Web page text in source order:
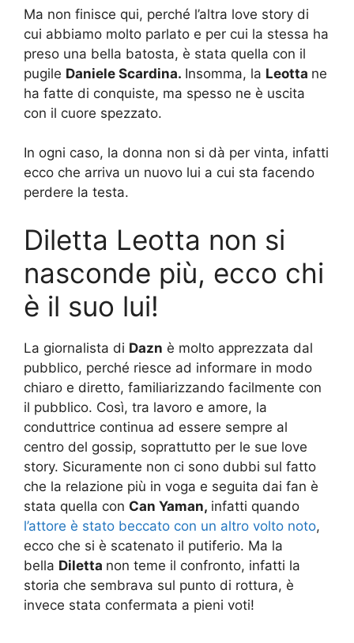
Ma non finisce qui, perché l’altra love story di
cui abbiamo molto parlato e per cui la stessa ha
preso una bella batosta, è stata quella con il
pugile Daniele Scardina. Insomma, la Leotta ne
ha fatte di conquiste, ma spesso ne è uscita
con il cuore spezzato.
In ogni caso, la donna non si dà per vinta, infatti
ecco che arriva un nuovo lui a cui sta facendo
perdere la testa.
Diletta Leotta non si
nasconde più, ecco chi
è il suo lui!
La giornalista di Dazn è molto apprezzata dal
pubblico, perché riesce ad informare in modo
chiaro e diretto, familiarizzando facilmente con
il pubblico. Così, tra lavoro e amore, la
conduttrice continua ad essere sempre al
centro del gossip, soprattutto per le sue love
story. Sicuramente non ci sono dubbi sul fatto
che la relazione più in voga e seguita dai fan è
stata quella con Can Yaman, infatti quando
l’attore è stato beccato con un altro volto noto,
ecco che si è scatenato il putiferio. Ma la
bella Diletta non teme il confronto, infatti la
storia che sembrava sul punto di rottura, è
invece stata confermata a pieni voti!